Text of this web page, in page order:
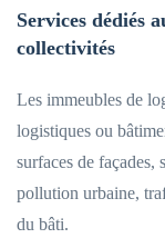
Services dédiés
collectivités
Les immeubles de
logistiques ou
surfaces de façades,
pollution urbaine,
du bâti.